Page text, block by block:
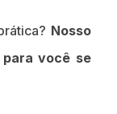
Nosso
você se